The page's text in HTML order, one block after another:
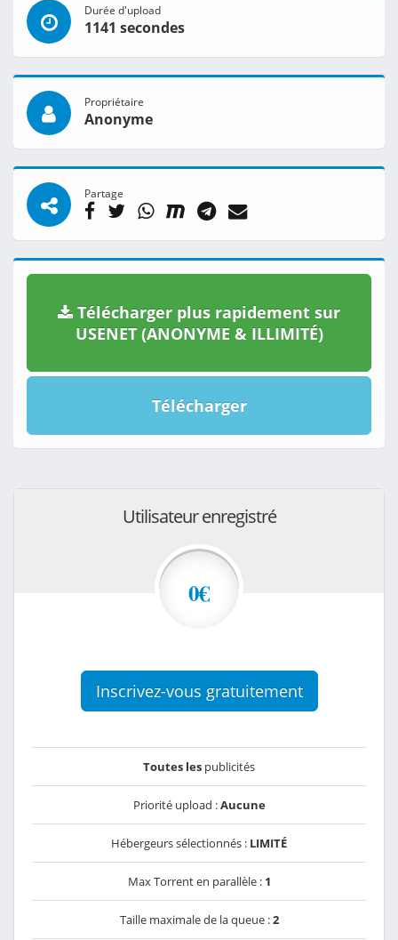
Durée d'upload
1141 secondes
Propriétaire
Anonyme
Partage
Télécharger plus rapidement sur
USENET (ANONYME & ILLIMITÉ)
Télécharger
Utilisateur enregistré
0€
Inscrivez-vous gratuitement
Toutes les publicités
Priorité upload :Aucune
Hébergeurs sélectionnés : LIMITÉ
Max Torrent en parallèle : 1
Taille maximale de la queue :2